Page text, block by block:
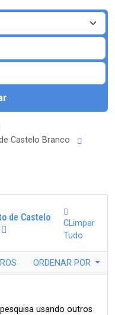
Castelo Branco
de Castelo
CLimpar
Tudo
ORDENAR POR
usando outros